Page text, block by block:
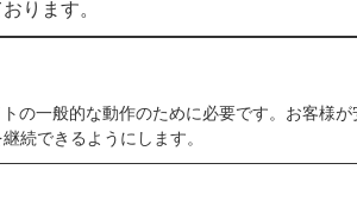
アブリッジコ
員で運航するコードシェア便にお
航情報配信は各運航会社の基準に
ります。
トの一般的な動作のために必要です。お客様
続できるようにします。